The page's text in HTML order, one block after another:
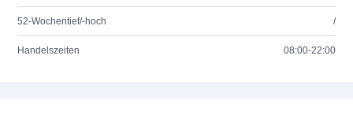
52-Wochentief/-hoch /
Handelszeiten 08:00-22:00